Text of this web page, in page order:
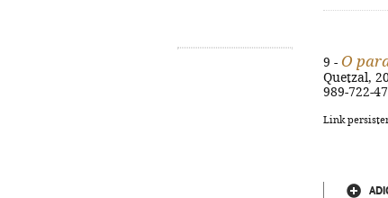
9 - O
Quetzal,
989-722-
Link